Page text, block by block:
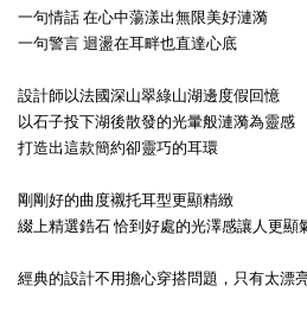
一句情話 在心中蕩漾出無限美好漣漪
一句警言 迴盪在耳畔也直達心底
設計師以法國深山翠綠山湖邊度假回憶
以石子投下湖後散發的光暈般漣漪為靈感
打造出這款簡約卻靈巧的耳環
剛剛好的曲度襯托耳型更顯精緻
綴上精選鋯石 恰到好處的光澤感讓人更顯
經典的設計不用擔心穿搭問題，只有太漂